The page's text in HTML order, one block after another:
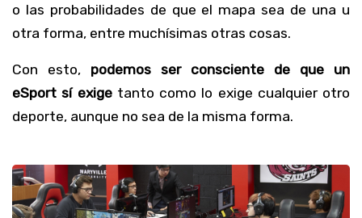
o las probabilidades de que el mapa sea de una u
otra forma, entre muchísimas otras cosas.
Con esto, podemos ser consciente de que un
eSport sí exigetanto como lo exige cualquier otro
deporte, aunque no sea de la misma forma.